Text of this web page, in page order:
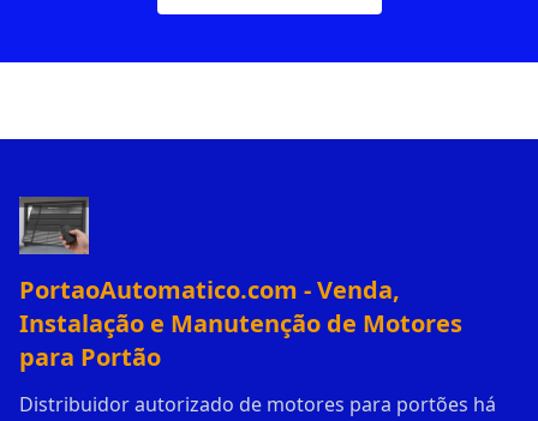
PortaoAutomatico.com - Venda,
Instalação e Manutenção de Motores
para Portão
Distribuidor autorizado de motores para portões há